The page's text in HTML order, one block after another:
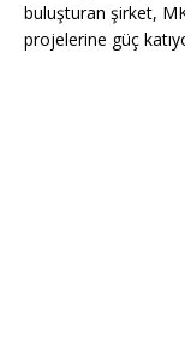
buluşturan şirket,
projelerine güç